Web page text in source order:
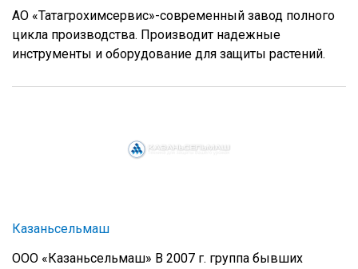
АО «Татагрохимсервис»-современный завод полного
цикла производства. Производит надежные
инструменты и оборудование для защиты растений.
Казаньсельмаш
ООО «Казаньсельмаш» В 2007 г. группа бывших